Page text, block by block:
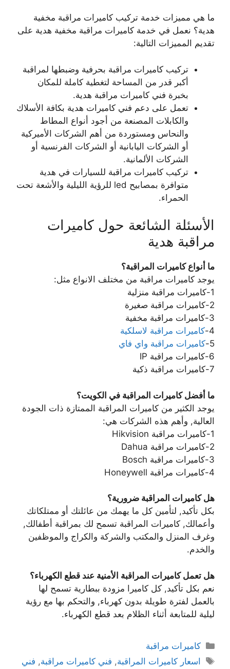
ما هي مميزات خدمة تركيب كاميرات مراقبة مخفية
هدية؟ نعمل في خدمة كاميرات مراقبة مخفية هدية على
تقديم المميزات التالية:
تركيب كاميرات مراقبة بحرفية وضبطها لمراقبة
أكبر قدر من المساحة لتغطية كاملة للمكان
بخبرة فني كاميرات مراقبة هدية.
تعمل على دعم فني كاميرات هدية بكافة الأسلاك
والكابلات المصنعة من أجود أنواع المطاط
والنحاس ومستوردة من أهم الشركات الأميركية
أو الشركات اليابانية أو الشركات الفرنسية أو
الشركات الألمانية.
تركيب كاميرات مراقبة للسيارات في هدية
متوافرة بمصابيح led للرؤية الليلية والأشعة تحت
الحمراء.
الأسئلة الشائعة حول كاميرات
مراقبة هدية
ما أنواع كاميرات المراقبة؟
يوجد كاميرات مراقبة من مختلف الانواع مثل:
1-كاميرات مراقبة منزلية
2-كاميرات مراقبة صغيرة
3-كاميرات مراقبة مخفية
4- كاميرات مراقبة لاسلكية
5- كاميرات مراقبة واي فاي
6-كاميرات مراقبة IP
7-كاميرات مراقبة ذكية
ما أفضل كاميرات المراقبة في الكويت؟
يوجد الكثير من كاميرات المراقبة الممتازة ذات الجودة
العالية, وأهم هذه الشركات هي:
1-كاميرات مراقبة Hikvision
2-كاميرات مراقبة Dahua
3-كاميرات مراقبة Bosch
4-كاميرات مراقبة Honeywell
هل كاميرات المراقبة ضرورية؟
بكل تأكيد, لتأمين كل ما يهمك من عائلتك أو ممتلكاتك
وأعمالك, كاميرات المراقبة تسمح لك بمراقبة أطفالك,
وغرف المنزل والمكتب والشركة والكراج والموظفين
والخدم.
هل تعمل كاميرات المراقبة الأمنية عند قطع الكهرباء؟
نعم بكل تأكيد, كل كاميرا مزودة ببطارية تسمح لها
بالعمل لفترة طويلة بدون كهرباء, والتحكم بها مع رؤية
ليلية للمتابعة أثناء الظلام بعد قطع الكهرباء.
كاميرات مراقبة
اسعار كاميرات المراقبة, فني كاميرات مراقبة, فني